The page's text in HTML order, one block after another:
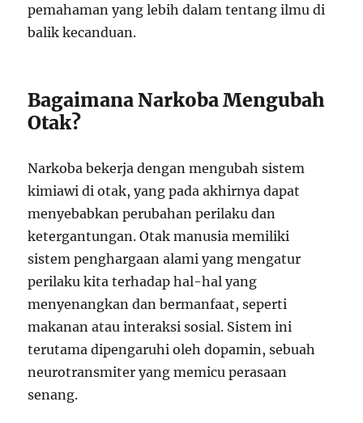
pemahaman yang lebih dalam tentang ilmu di
balik kecanduan.
Bagaimana Narkoba Mengubah
Otak?
Narkoba bekerja dengan mengubah sistem
kimiawi di otak, yang pada akhirnya dapat
menyebabkan perubahan perilaku dan
ketergantungan. Otak manusia memiliki
sistem penghargaan alami yang mengatur
perilaku kita terhadap hal-hal yang
menyenangkan dan bermanfaat, seperti
makanan atau interaksi sosial. Sistem ini
terutama dipengaruhi oleh dopamin, sebuah
neurotransmiter yang memicu perasaan
senang.